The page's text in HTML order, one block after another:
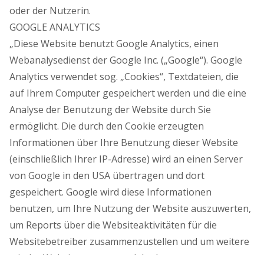
oder der Nutzerin.
GOOGLE ANALYTICS
„Diese Website benutzt Google Analytics, einen
Webanalysedienst der Google Inc. („Google“). Google
Analytics verwendet sog. „Cookies“, Textdateien, die
auf Ihrem Computer gespeichert werden und die eine
Analyse der Benutzung der Website durch Sie
ermöglicht. Die durch den Cookie erzeugten
Informationen über Ihre Benutzung dieser Website
(einschließlich Ihrer IP-Adresse) wird an einen Server
von Google in den USA übertragen und dort
gespeichert. Google wird diese Informationen
benutzen, um Ihre Nutzung der Website auszuwerten,
um Reports über die Websiteaktivitäten für die
Websitebetreiber zusammenzustellen und um weitere